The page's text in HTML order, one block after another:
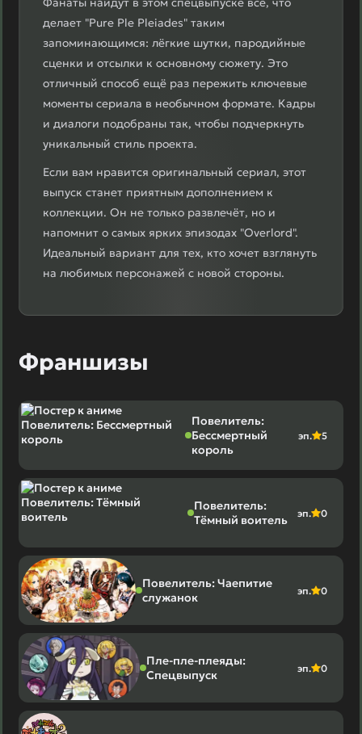
делает "Pure Ple Pleiades" таким
запоминающимся: лёгкие шутки, пародийные
сценки и отсылки к основному сюжету. Это
отличный способ ещё раз пережить ключевые
моменты сериала в необычном формате. Кадры
и диалоги подобраны так, чтобы подчеркнуть
уникальный стиль проекта.
Если вам нравится оригинальный сериал, этот
выпуск станет приятным дополнением к
коллекции. Он не только развлечёт, но и
напомнит о самых ярких эпизодах "Overlord".
Идеальный вариант для тех, кто хочет взглянуть
на любимых персонажей с новой стороны.
Франшизы
Повелитель:
Бессмертный
король
эп. 5
Повелитель:
Тёмный воитель
эп. 0
Повелитель: Чаепитие
служанок
эп. 0
Пле-пле-плеяды:
Спецвыпуск
эп. 0